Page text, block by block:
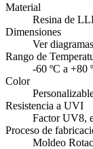
Material
Resina de
Dimensiones
Ver diagramas
Rango de
-60 ºC a +80
Color
Resistencia a UVI
Factor UV8,
Proceso de
Moldeo